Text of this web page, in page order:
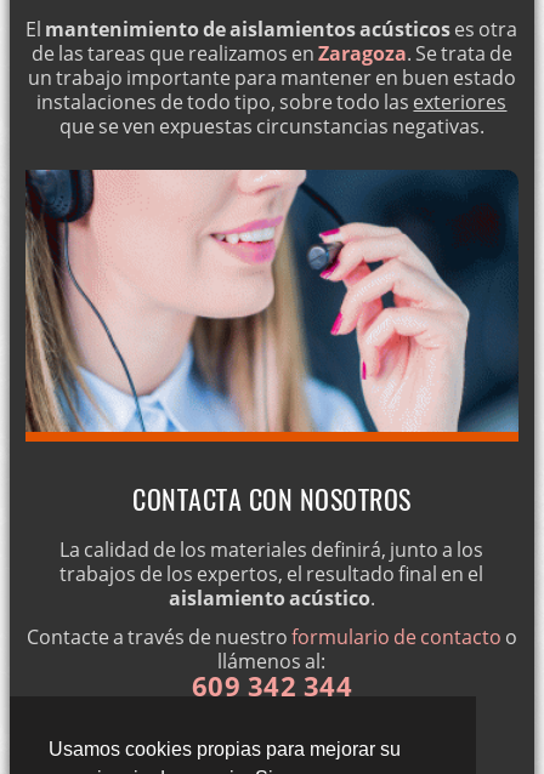
Usamos cookies propias para mejorar su
El mantenimiento de aislamientos acústicoses otra
de las tareas que realizamos enZaragoza. Se trata de
un trabajo importante para mantener en buen estado
instalaciones de todo tipo, sobre todo las exteriores
que se ven expuestas circunstancias negativas.
CONTACTA CON NOSOTROS
La calidad de los materiales definirá, junto a los
trabajos de los expertos, el resultado final en el
aislamiento acústico.
Contacte a través de nuestroformulario de contacto o
llámenos al:
609 342 344